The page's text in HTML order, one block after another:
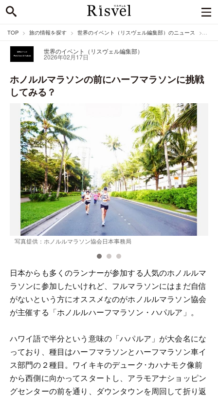
TOP 旅の情報を探す 世界のイベント（リスヴェル編集部）のニュース
世界のイベント（リスヴェル編集部）
2026年02月17日
ホノルルマラソンの前にハーフマラソンに挑戦
してみる？
写真提供：ホノルルマラソン協会日本事務局
日本からも多くのランナーが参加する人気のホノルルマ
ラソンに参加したいけれど、フルマラソンにはまだ自信
がないという方にオススメなのがホノルルマラソン協会
が主催する「ホノルルハーフマラソン・ハパルア」。
ハワイ語で半分という意味の「ハパルア」が大会名にな
っており、種目はハーフマラソンとハーフマラソン車イ
ス部門の２種目。ワイキキのデューク･カハナモク像前
から西側に向かってスタートし、アラモアナショッピン
グセンターの前を通り、ダウンタウンを周回して折り返